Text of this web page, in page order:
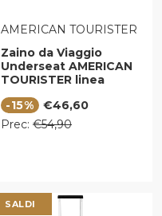
VENDITORE:
AMERICAN TOURISTER
Zaino da Viaggio
Underseat AMERICAN
TOURISTER linea
Nero
-15%
Prezzo di vendita
€46,60
Prezzo regolare
Prec: €54,90
SALDI